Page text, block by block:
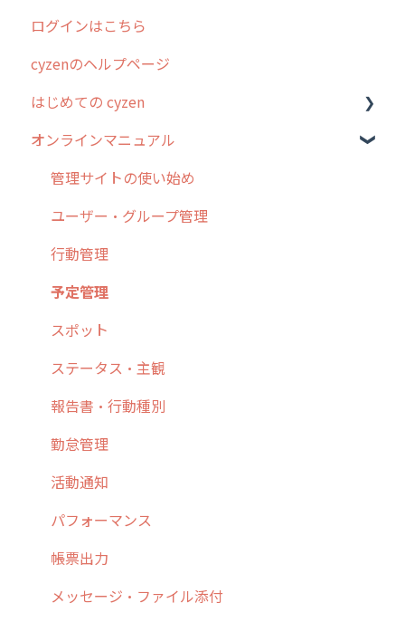
2024年のリリース情報
2023年のリリース情報
過去のリリース
2019年までのリリース情報
お客様の声を実現しました
ログインはこちら
cyzenのヘルプページ
はじめての cyzen
0. はじめてのcyzenの使い方
1. cyzenについて知ろう
2. 主要機能の概要
3. cyzenの位置情報取得について
4. cyzen利用前の準備：システム管理者編
5. 基本的な使い方：システム管理者編
6. 基本的な使い方：ユーザー編
7. 初心者向けよくある質問集
8. 用語集
9. もっと便利に利用するための設定
10.ユーザー向けおすすめの使い方
【業界業種別】cyzen設定方法
オンラインマニュアル
管理サイトの使い始め
ユーザー・グループ管理
行動管理
予定管理
スポット
ステータス・主観
報告書・行動種別
勤怠管理
活動通知
パフォーマンス
帳票出力
メッセージ・ファイル添付